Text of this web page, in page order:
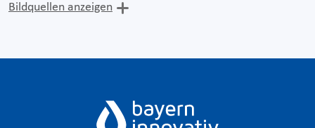
Bildquellen anzeigen